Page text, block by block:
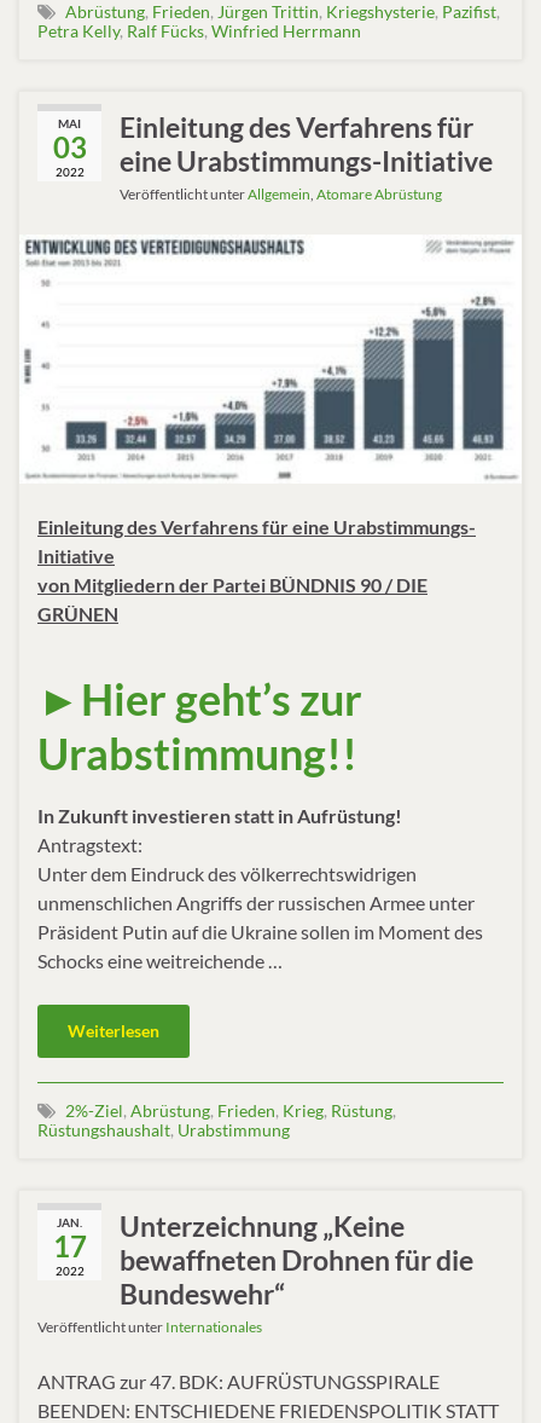
Abrüstung, Frieden, Jürgen Trittin, Kriegshysterie, Pazifist,
Petra Kelly, Ralf Fücks, Winfried Herrmann
MAI
03
2022
Einleitung des Verfahrens für
eine Urabstimmungs-Initiative
Veröffentlicht unterAllgemein, Atomare Abrüstung
Einleitung des Verfahrens für eine Urabstimmungs-
Initiative
von Mitgliedern der Partei BÜNDNIS 90 / DIE
GRÜNEN
►Hier geht’s zur
Urabstimmung!!
In Zukunft investieren statt in Aufrüstung!
Antragstext:
Unter dem Eindruck des völkerrechtswidrigen
unmenschlichen Angriffs der russischen Armee unter
Präsident Putin auf die Ukraine sollen im Moment des
Schocks eine weitreichende …
Weiterlesen
2%-Ziel, Abrüstung, Frieden, Krieg, Rüstung,
Rüstungshaushalt, Urabstimmung
JAN.
17
2022
Unterzeichnung „Keine
bewaffneten Drohnen für die
Bundeswehr“
Veröffentlicht unter Internationales
ANTRAG zur 47. BDK: AUFRÜSTUNGSSPIRALE
BEENDEN: ENTSCHIEDENE FRIEDENSPOLITIK STATT